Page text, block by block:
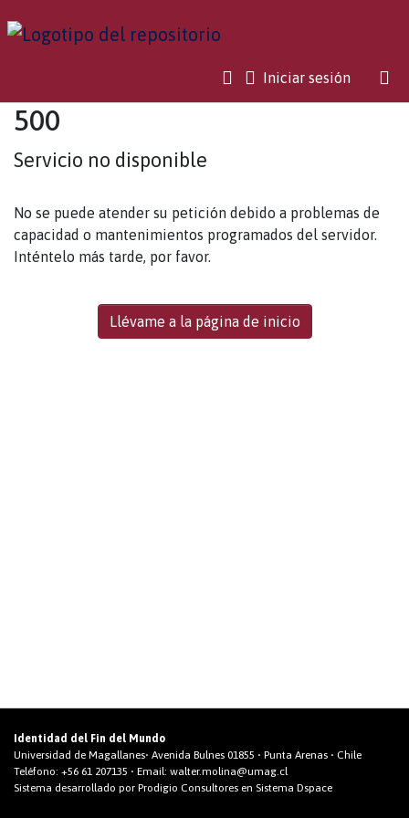
Iniciar sesión(current)
500
Servicio no disponible
No se puede atender su petición debido a problemas de
capacidad o mantenimientos programados del servidor.
Inténtelo más tarde, por favor.
Llévame a la página de inicio
Identidad del Fin del Mundo
Universidad de Magallanes• Avenida Bulnes 01855 • Punta Arenas • Chile
Teléfono: +56 61 207135 • Email: walter.molina@umag.cl
Sistema desarrollado por Prodigio Consultores en Sistema Dspace